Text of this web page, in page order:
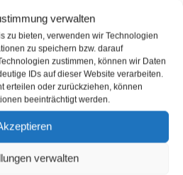
verwalten
zu bieten, verwenden wir Technologien
zu speichern bzw. darauf
zustimmen, können wir Daten
IDs auf dieser Website verarbeiten.
erteilen oder zurückziehen, können
beeinträchtigt werden.
verwalten
Annamme
ja dermatologisia